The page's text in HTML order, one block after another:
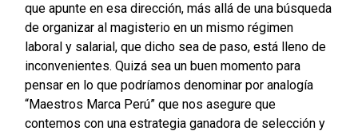
que apunte en esa dirección, más allá de una búsqueda
de organizar al magisterio en un mismo régimen
laboral y salarial, que dicho sea de paso, está lleno de
inconvenientes. Quizá sea un buen momento para
pensar en lo que podríamos denominar por analogía
“Maestros Marca Perú” que nos asegure que
contemos con una estrategia ganadora de selección y